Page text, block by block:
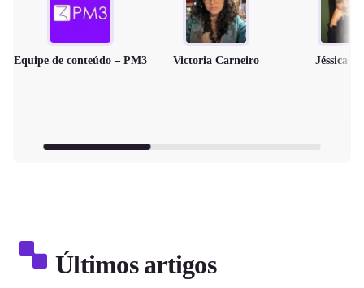
Equipe de conteúdo – PM3 Victoria Carneiro Jéssica
Últimos artigos